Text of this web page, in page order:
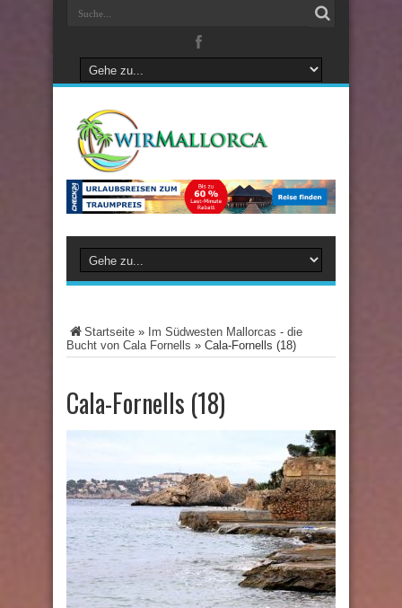
Startseite » Im Südwesten Mallorcas - die
Bucht von Cala Fornells » Cala-Fornells (18)
Cala-Fornells (18)